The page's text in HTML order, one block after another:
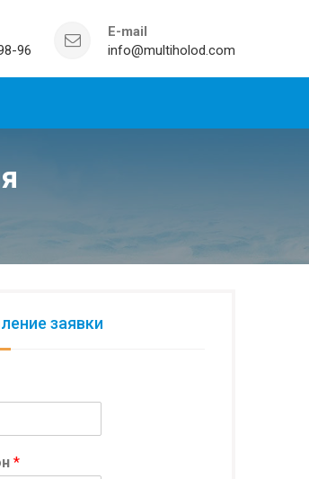
96
E-mail
info@multiholod.com
заявки
*